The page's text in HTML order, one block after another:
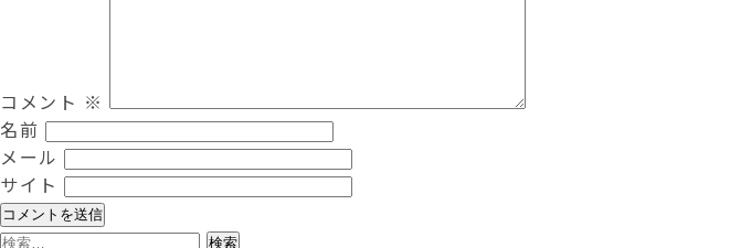
コメント ※
名前
メール
サイト
検